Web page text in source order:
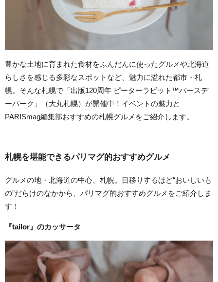
豊かな土地に育まれた食材をふんだんに使ったグルメや北海道
らしさを感じる多彩なスポットなど、魅力に溢れた都市・札
幌。そんな札幌で「出版120周年 ピーターラビット™️バースデ
ーパーク」（大丸札幌）が開催中！イベントの魅力と
PARISmag編集部おすすめの札幌グルメをご紹介します。
札幌を堪能できるパリマグ的おすすめグルメ
グルメの地・北海道の中心、札幌。目移りするほど“おいしいも
の”だらけのなかから、パリマグ的おすすめグルメをご紹介しま
す！
『tailor』のカッサータ